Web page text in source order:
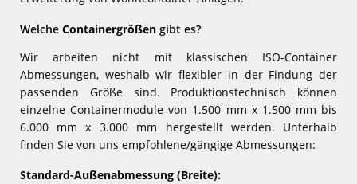
Welche Containergrößengibt es?
Wir arbeiten nicht mit klassischen ISO-Container
Abmessungen, weshalb wir flexibler in der Findung der
passenden Größe sind. Produktionstechnisch können
einzelne Containermodule von 1.500 mm x 1.500 mm bis
6.000 mm x 3.000 mm hergestellt werden. Unterhalb
finden Sie von uns empfohlene/gängige Abmessungen:
Standard-Außenabmessung (Breite):